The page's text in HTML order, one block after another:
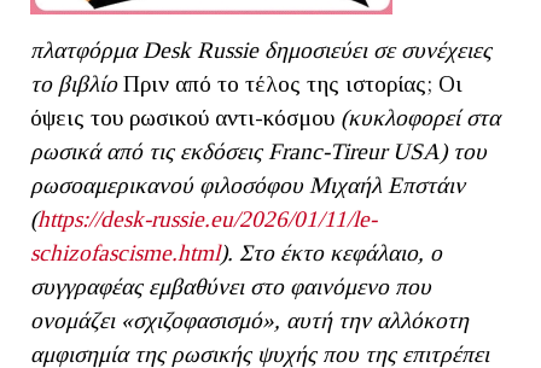
πλατφόρμα Desk Russie δημοσιεύει σε συνέχειες
το βιβλίοΠριν από το τέλος της ιστορίας; Οι
όψεις του ρωσικού αντι-κόσμου (κυκλοφορεί στα
ρωσικά από τις εκδόσεις Franc-Tireur USA) του
ρωσοαμερικανού φιλοσόφου Μιχαήλ Επστάιν
(https://desk-russie.eu/2026/01/11/le-
schizofascisme.html). Στο έκτο κεφάλαιο, ο
συγγραφέας εμβαθύνει στο φαινόμενο που
ονομάζει «σχιζοφασισμό», αυτή την αλλόκοτη
αμφισημία της ρωσικής ψυχής που της επιτρέπει